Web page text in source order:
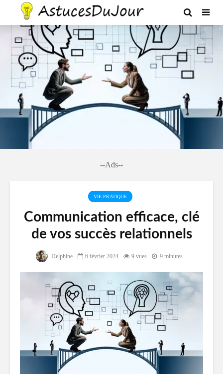
--Ads--
VIE PRATIQUE
Communication efficace, clé
de vos succès relationnels
Delphine 6 février 2024 9 vues 9 minutes